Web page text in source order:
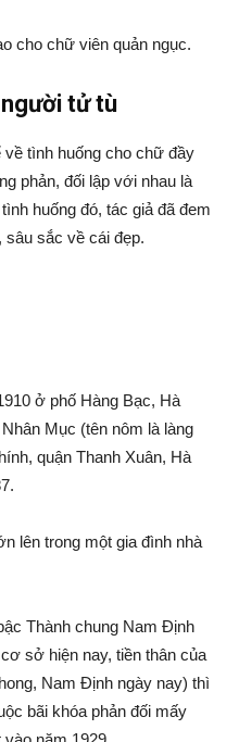
cho chữ viên quản ngục.
tử tù
tình huống cho chữ đầy
phản, đối lập với nhau là
huống đó, tác giả đã đem
sâu sắc về cái đẹp.
ở phố Hàng Bạc, Hà
Mục (tên nôm là làng
quận Thanh Xuân, Hà
lên trong một gia đình nhà
Thành chung Nam Định
sở hiện nay, tiền thân của
Nam Định ngày nay) thì
bãi khóa phản đối mấy